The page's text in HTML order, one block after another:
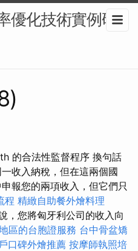
優化技術實例研
的合法性監督程序 換句話
收入納稅，但在這兩個國
報您的兩項收入，但它們只
程 精緻自助餐外燴料理
，您將匈牙利公司的收入向
區的台胞證服務 台中骨盆矯
口碑外燴推薦 按摩師執照培